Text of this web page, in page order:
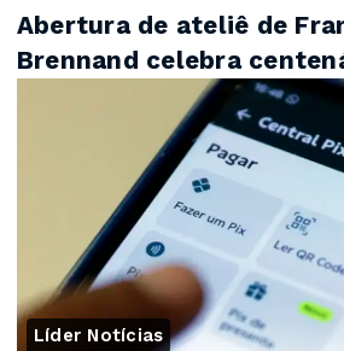
Abertura de ateliê de
Brennand celebra
Líder Notícias